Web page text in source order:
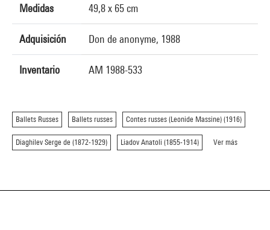
Medidas 49,8 x 65 cm
Adquisición Don de anonyme, 1988
Inventario AM 1988-533
Ballets Russes Ballets russes Contes russes (Leonide Massine) (1916)
Diaghilev Serge de (1872-1929) Liadov Anatoli (1855-1914) Ver más